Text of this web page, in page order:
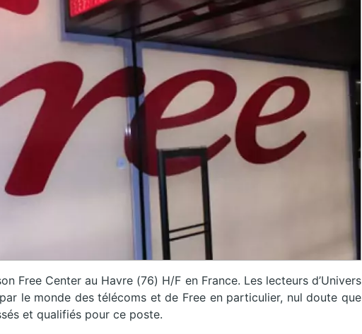
Free Center au Havre (76) H/F en France. Les lecteurs d’Univers
le monde des télécoms et de Free en particulier, nul doute que
et qualifiés pour ce poste.